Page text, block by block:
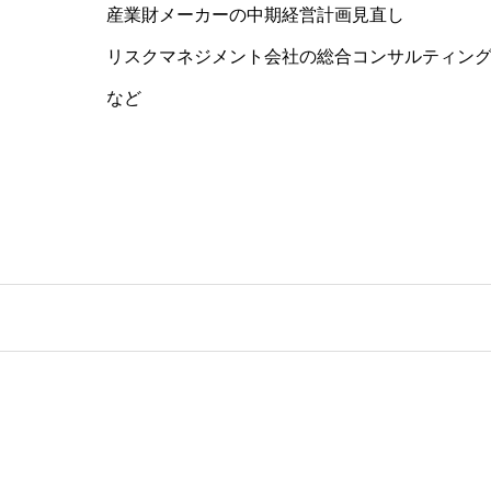
産業財メーカーの中期経営計画見直し
リスクマネジメント会社の総合コンサルティング
など